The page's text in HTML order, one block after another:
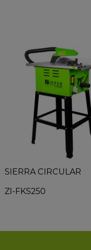
SIERRA CIRCULAR
ZI-FKS250